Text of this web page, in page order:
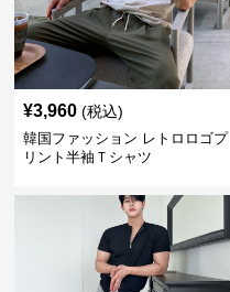
¥3,960 (税込)
韓国ファッション レトロロゴプ
リント半袖Ｔシャツ